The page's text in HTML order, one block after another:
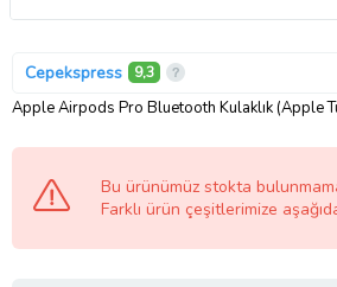
Cepekspress 9,3
Apple Airpods Pro Bluetooth Kulaklık (Apple
Bu ürünümüz stokta
Farklı ürün çeşitlerimize